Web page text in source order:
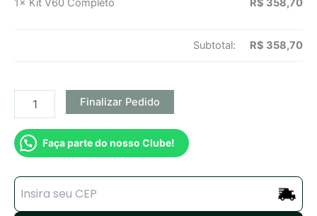
1× Kit V60 Completo R$ 358,70
Subtotal: R$ 358,70
Finalizar Pedido
Faça parte do nosso Clube!